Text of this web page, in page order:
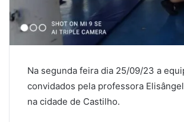
Na segunda feira dia 25/09/23 a
convidados pela professora
na cidade de Castilho.